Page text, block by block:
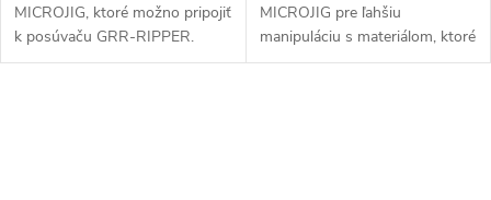
MICROJIG, ktoré možno pripojiť
k posúvaču GRR-RIPPER.
Podopierajú pracovný kus a
MICROJIG pre ľahšiu
manipuláciu s materiálom, ktoré
pôsobí ako priehľadný štít.